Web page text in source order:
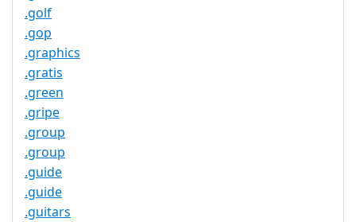
.golf
.gop
.graphics
.gratis
.green
.gripe
.group
.group
.guide
.guide
.guitars